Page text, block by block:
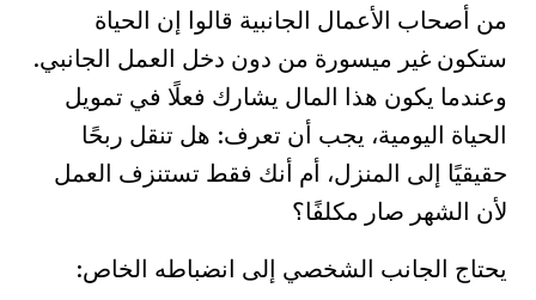
من أصحاب الأعمال الجانبية قالوا إن الحياة
ستكون غير ميسورة من دون دخل العمل الجانبي.
وعندما يكون هذا المال يشارك فعلًا في تمويل
الحياة اليومية، يجب أن تعرف: هل تنقل ربحًا
حقيقيًا إلى المنزل، أم أنك فقط تستنزف العمل
لأن الشهر صار مكلفًا؟
يحتاج الجانب الشخصي إلى انضباطه الخاص: